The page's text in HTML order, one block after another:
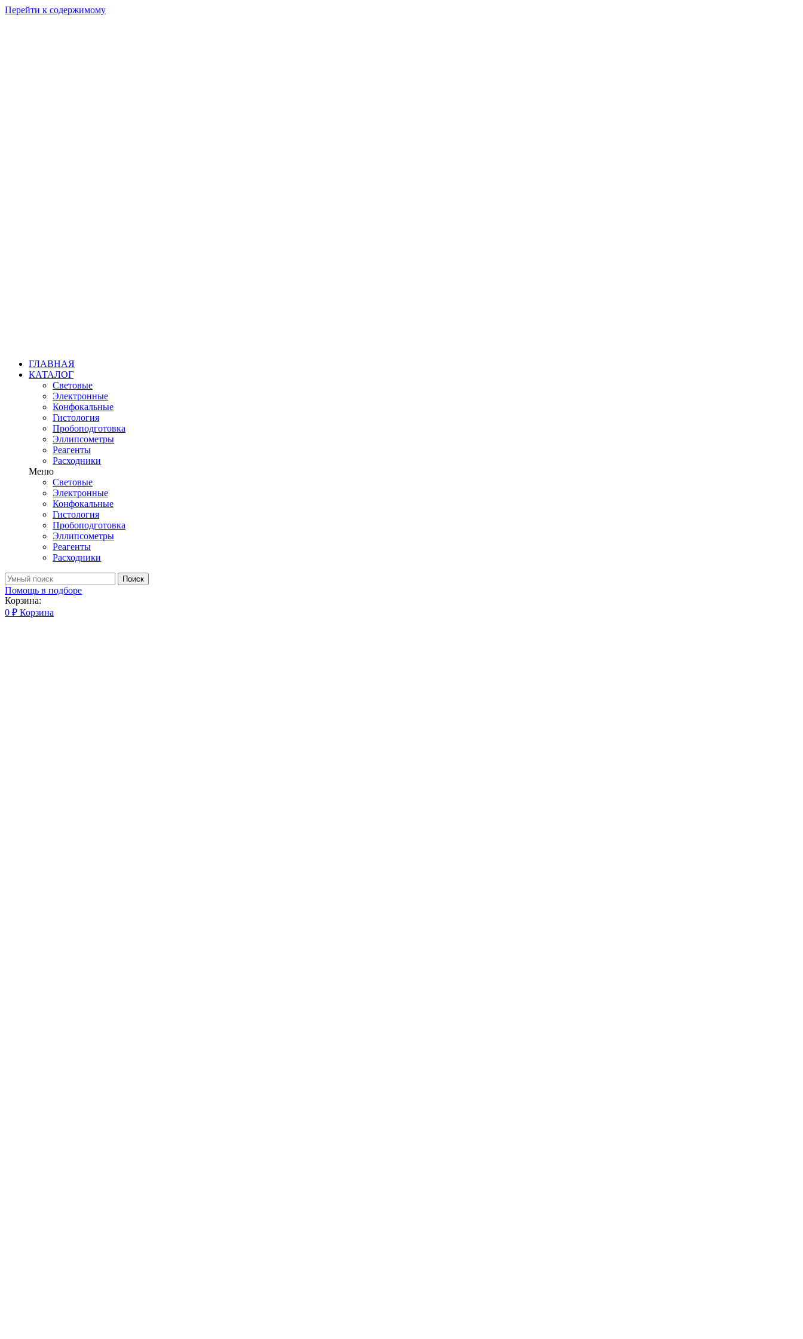
Перейти к содержимому
ГЛАВНАЯ
КАТАЛОГ
Световые
Электронные
Конфокальные
Гистология
Пробоподготовка
Эллипсометры
Реагенты
Расходники
Меню
Световые
Электронные
Конфокальные
Гистология
Пробоподготовка
Эллипсометры
Реагенты
Расходники
Поиск
Помощь в подборе
Корзина:
0 ₽ Корзина